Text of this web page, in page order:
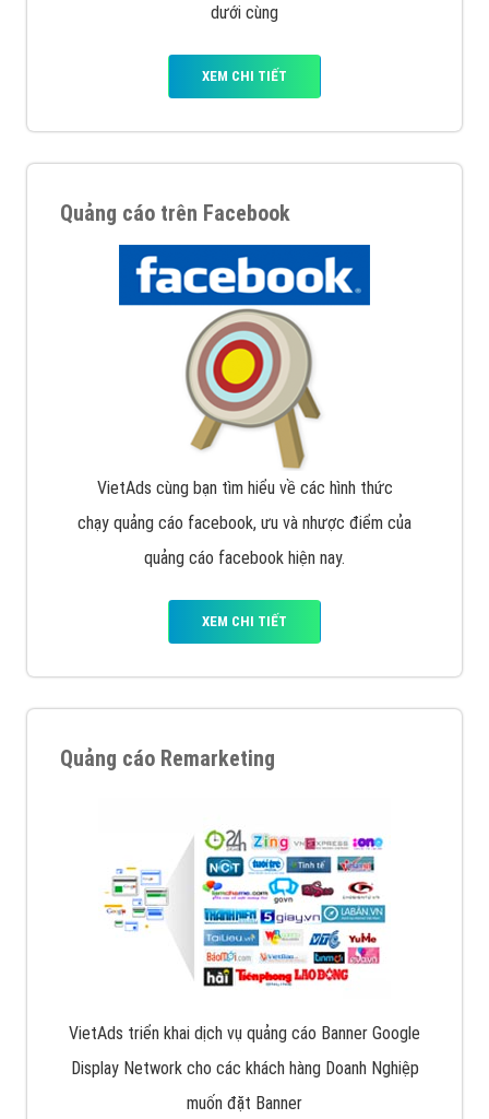
dưới cùng
XEM CHI TIẾT
Quảng cáo trên Facebook
VietAds cùng bạn tìm hiểu về các hình thức
chạy quảng cáo facebook, ưu và nhược điểm của
quảng cáo facebook hiện nay.
XEM CHI TIẾT
Quảng cáo Remarketing
VietAds triển khai dịch vụ quảng cáo Banner Google
Display Network cho các khách hàng Doanh Nghiệp
muốn đặt Banner